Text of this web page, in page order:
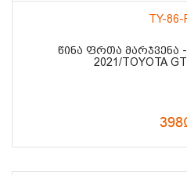
TY-86-
ᲬᲘᲜᲐ ᲤᲠᲗᲐ ᲛᲐᲠᲯᲕᲔᲜᲐ -
2021/TOYOTA